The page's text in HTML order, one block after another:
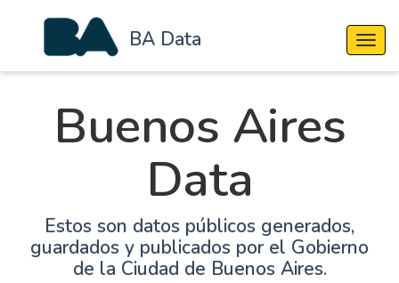
BA Data
Buenos Aires
Data
Estos son datos públicos generados,
guardados y publicados por el Gobierno
de la Ciudad de Buenos Aires.